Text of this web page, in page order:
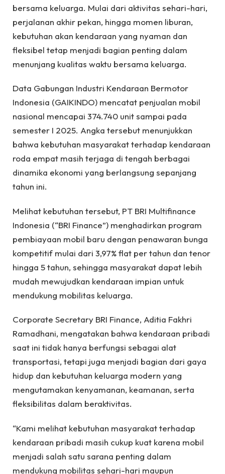
bersama keluarga. Mulai dari aktivitas sehari-hari,
perjalanan akhir pekan, hingga momen liburan,
kebutuhan akan kendaraan yang nyaman dan
fleksibel tetap menjadi bagian penting dalam
menunjang kualitas waktu bersama keluarga.
Data Gabungan Industri Kendaraan Bermotor
Indonesia (GAIKINDO) mencatat penjualan mobil
nasional mencapai 374.740 unit sampai pada
semester I 2025. Angka tersebut menunjukkan
bahwa kebutuhan masyarakat terhadap kendaraan
roda empat masih terjaga di tengah berbagai
dinamika ekonomi yang berlangsung sepanjang
tahun ini.
Melihat kebutuhan tersebut, PT BRI Multifinance
Indonesia (“BRI Finance”) menghadirkan program
pembiayaan mobil baru dengan penawaran bunga
kompetitif mulai dari 3,97% flat per tahun dan tenor
hingga 5 tahun, sehingga masyarakat dapat lebih
mudah mewujudkan kendaraan impian untuk
mendukung mobilitas keluarga.
Corporate Secretary BRI Finance, Aditia Fakhri
Ramadhani, mengatakan bahwa kendaraan pribadi
saat ini tidak hanya berfungsi sebagai alat
transportasi, tetapi juga menjadi bagian dari gaya
hidup dan kebutuhan keluarga modern yang
mengutamakan kenyamanan, keamanan, serta
fleksibilitas dalam beraktivitas.
“Kami melihat kebutuhan masyarakat terhadap
kendaraan pribadi masih cukup kuat karena mobil
menjadi salah satu sarana penting dalam
mendukung mobilitas sehari-hari maupun